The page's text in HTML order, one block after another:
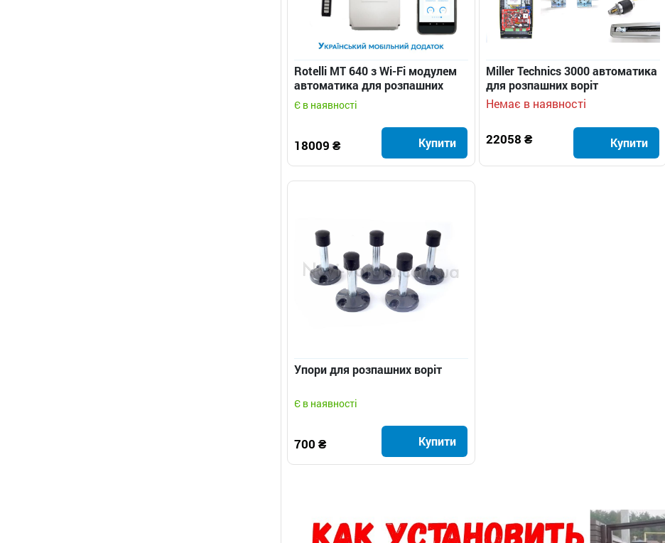
Rotelli МТ 640 з Wi-Fi модулем
автоматика для розпашних
воріт
Є в наявності
18009 ₴ Купити
Miller Technics 3000 автоматика
для розпашних воріт
Немає в наявності
22058 ₴ Купити
Упори для розпашних воріт
Є в наявності
700 ₴ Купити